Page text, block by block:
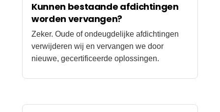
Kunnen bestaande afdichtingen
worden vervangen?
Zeker. Oude of ondeugdelijke afdichtingen
verwijderen wij en vervangen we door
nieuwe, gecertificeerde oplossingen.